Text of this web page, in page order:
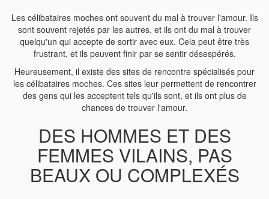
Les célibataires moches ont souvent du mal à trouver l'amour. Ils
sont souvent rejetés par les autres, et ils ont du mal à trouver
quelqu'un qui accepte de sortir avec eux. Cela peut être très
frustrant, et ils peuvent finir par se sentir désespérés.
Heureusement, il existe des sites de rencontre spécialisés pour
les célibataires moches. Ces sites leur permettent de rencontrer
des gens qui les acceptent tels qu'ils sont, et ils ont plus de
chances de trouver l'amour.
DES HOMMES ET DES
FEMMES VILAINS, PAS
BEAUX OU COMPLEXÉS